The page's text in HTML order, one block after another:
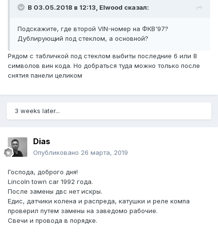
В 03.05.2018 в 12:13, Elwood сказал:
Подскажите, где второй VIN-номер на ФКВ'97?
Дублирующий под стеклом, а основной?
Рядом с табличкой под стеклом выбиты последние 6 или 8
символов вин кода. Но добраться туда можно только после
снятия панели целиком
3 weeks later...
Dias
Опубликовано 26 марта, 2019
Господа, доброго дня!
Lincoln town car 1992 года.
После замены двс нет искры.
Едис, датчики колена и распреда, катушки и реле компа
проверил путем замены на заведомо рабочие.
Свечи и провода в порядке.